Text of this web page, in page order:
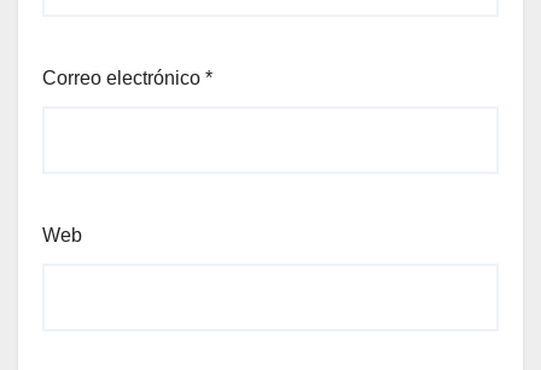
Correo electrónico *
Web